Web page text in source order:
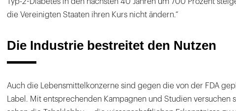
die Vereinigten Staaten ihren Kurs nicht ändern.“
Die Industrie bestreitet den Nutzen
Auch die Lebensmittelkonzerne sind gegen die von der FDA
Label. Mit entsprechenden Kampagnen und Studien versuchen